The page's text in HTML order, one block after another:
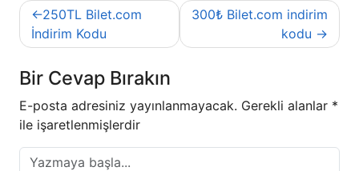
Yazı
gezinmesi
250TL Bilet.com
İndirim Kodu
300₺ Bilet.com indirim
kodu
Bir Cevap Bırakın
E-posta adresiniz yayınlanmayacak. Gerekli alanlar *
ile işaretlenmişlerdir